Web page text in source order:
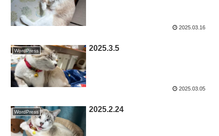
2025.03.16
WordPress 2025.3.5
2025.03.05
WordPress 2025.2.24